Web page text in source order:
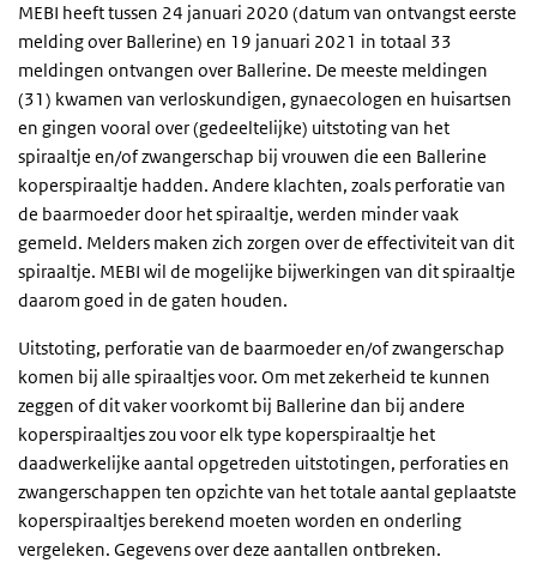
MEBI heeft tussen 24 januari 2020 (datum van ontvangst eerste
melding over Ballerine) en 19 januari 2021 in totaal 33
meldingen ontvangen over Ballerine. De meeste meldingen
(31) kwamen van verloskundigen, gynaecologen en huisartsen
en gingen vooral over (gedeeltelijke) uitstoting van het
spiraaltje en/of zwangerschap bij vrouwen die een Ballerine
koperspiraaltje hadden. Andere klachten, zoals perforatie van
de baarmoeder door het spiraaltje, werden minder vaak
gemeld. Melders maken zich zorgen over de effectiviteit van dit
spiraaltje. MEBI wil de mogelijke bijwerkingen van dit spiraaltje
daarom goed in de gaten houden.
Uitstoting, perforatie van de baarmoeder en/of zwangerschap
komen bij alle spiraaltjes voor. Om met zekerheid te kunnen
zeggen of dit vaker voorkomt bij Ballerine dan bij andere
koperspiraaltjes zou voor elk type koperspiraaltje het
daadwerkelijke aantal opgetreden uitstotingen, perforaties en
zwangerschappen ten opzichte van het totale aantal geplaatste
koperspiraaltjes berekend moeten worden en onderling
vergeleken. Gegevens over deze aantallen ontbreken.